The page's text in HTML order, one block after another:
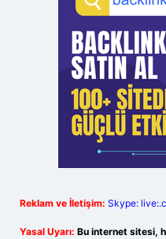
Reklam ve İletişim: Skype:
Yasal Uyarı: Bu internet sitesi,